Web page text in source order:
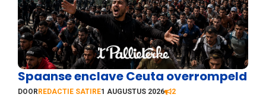
Spaanse enclave Ceuta overrompeld
DOORREDACTIE SATIRE1 AUGUSTUS 2026 2